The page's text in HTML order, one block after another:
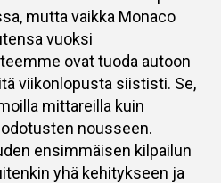
mutta vaikka Monaco
vuoksi
ovat tuoda autoon
viikonlopusta siististi. Se,
mittareilla kuin
nousseen.
ensimmäisen kilpailun
yhä kehitykseen ja